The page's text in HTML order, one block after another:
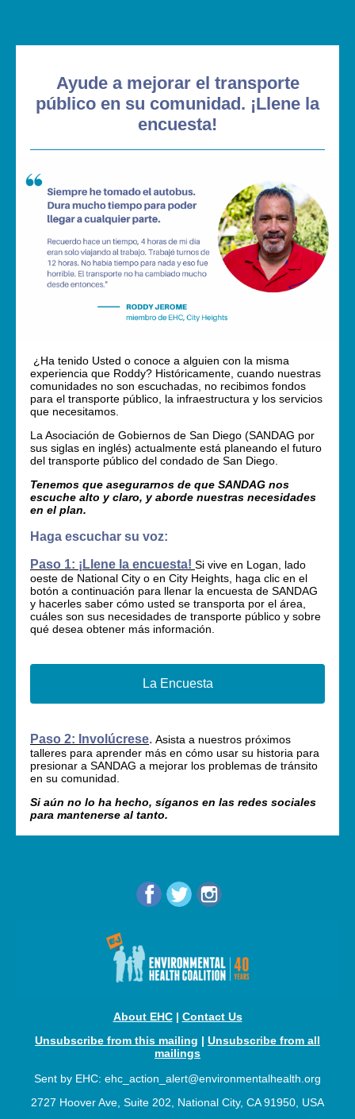
Ayude a mejorar el transporte
público en su comunidad. ¡Llene la
encuesta!
¿Ha tenido Usted o conoce a alguien con la misma
experiencia que Roddy? Históricamente, cuando nuestras
comunidades no son escuchadas, no recibimos fondos
para el transporte público, la infraestructura y los servicios
que necesitamos.
La Asociación de Gobiernos de San Diego (SANDAG por
sus siglas en inglés) actualmente está planeando el futuro
del transporte público del condado de San Diego.
Tenemos que asegurarnos de que SANDAG nos
escuche alto y claro, y aborde nuestras necesidades
en el plan.
Haga escuchar su voz:
Paso 1: ¡Llene la encuesta! Si vive en Logan, lado
oeste de National City o en City Heights, haga clic en el
botón a continuación para llenar la encuesta de SANDAG
y hacerles saber cómo usted se transporta por el área,
cuáles son sus necesidades de transporte público y sobre
qué desea obtener más información.
La Encuesta
Paso 2: Involúcrese. Asista a nuestros próximos
talleres para aprender más en cómo usar su historia para
presionar a SANDAG a mejorar los problemas de tránsito
en su comunidad.
Si aún no lo ha hecho, síganos en las redes sociales
para mantenerse al tanto.
About EHC| Contact Us
Unsubscribe from this mailing | Unsubscribe from all
mailings
Sent by EHC: ehc_action_alert@environmentalhealth.org
2727 Hoover Ave, Suite 202, National City, CA 91950, USA